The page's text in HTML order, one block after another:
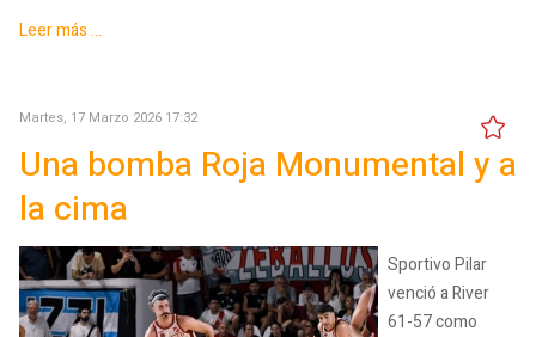
Leer más ...
Martes, 17 Marzo 2026 17:32
Una bomba Roja Monumental y a
la cima
Sportivo Pilar
venció a River
61-57 como